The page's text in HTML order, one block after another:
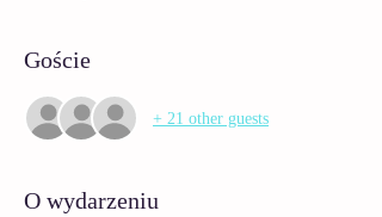
Goście
+ 21 other guests
O wydarzeniu